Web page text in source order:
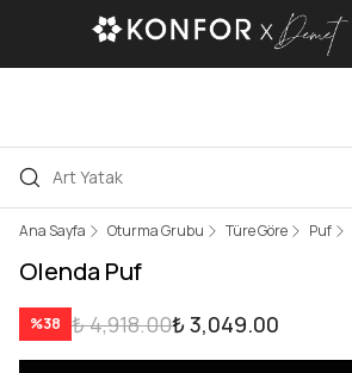
Ana Sayfa Oturma Grubu Türe Göre Puf
Olenda Puf
%38 ₺ 4,918.00₺ 3,049.00